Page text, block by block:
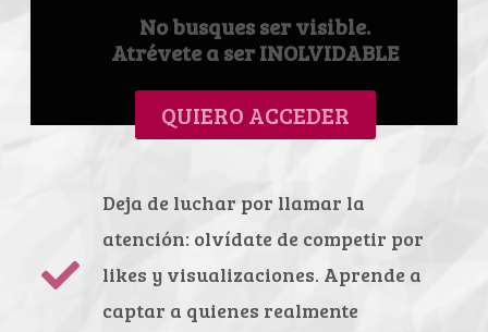
No busques ser visible.
Atrévete a ser INOLVIDABLE
QUIERO ACCEDER
Deja de luchar por llamar la
atención: olvídate de competir por
likes y visualizaciones. Aprende a
captar a quienes realmente